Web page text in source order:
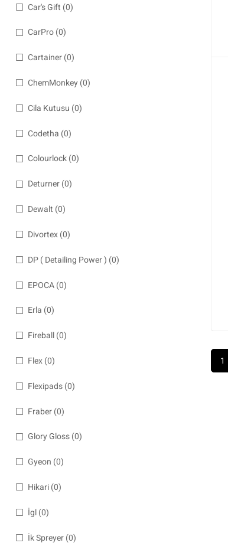
1
Car's Gift (0)
CarPro(0)
Cartainer(0)
ChemMonkey (0)
Cila Kutusu (0)
Codetha (0)
Colourlock(0)
Deturner(0)
Dewalt (0)
Divortex(0)
DP ( Detailing Power ) (0)
EPOCA(0)
Erla (0)
Fireball(0)
Flex(0)
Flexipads(0)
Fraber(0)
Glory Gloss(0)
Gyeon (0)
Hikari(0)
İgl(0)
İk Spreyer(0)